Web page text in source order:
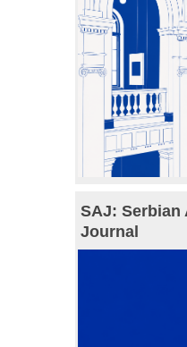
SAJ: Serbian
Journal